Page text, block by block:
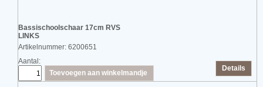
Bassischoolschaar 17cm RVS
LINKS
Artikelnummer: 6200651
Details
Aantal:
Toevoegen aan winkelmandje